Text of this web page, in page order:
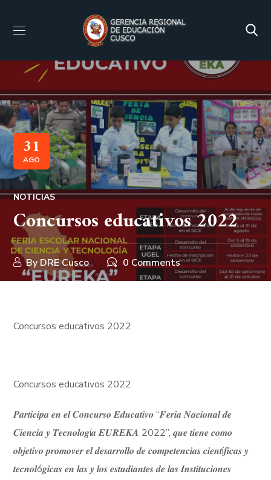
31
AGO
NOTICIAS
Concursos educativos 2022
By DRE Cusco 0 Comments
Concursos educativos 2022
Concursos educativos 2022
𝑷𝒂𝒓𝒕𝒊𝒄𝒊𝒑𝒂 𝒆𝒏 𝒆𝒍 𝑪𝒐𝒏𝒄𝒖𝒓𝒔𝒐 𝑬𝒅𝒖𝒄𝒂𝒕𝒊𝒗𝒐 “𝑭𝒆𝒓𝒊𝒂 𝑵𝒂𝒄𝒊𝒐𝒏𝒂𝒍 𝒅𝒆
𝑪𝒊𝒆𝒏𝒄𝒊𝒂 𝒚 𝑻𝒆𝒄𝒏𝒐𝒍𝒐𝒈í𝒂 𝑬𝑼𝑹𝑬𝑲𝑨 2022”, 𝒒𝒖𝒆 𝒕𝒊𝒆𝒏𝒆 𝒄𝒐𝒎𝒐
𝒐𝒃𝒋𝒆𝒕𝒊𝒗𝒐 𝒑𝒓𝒐𝒎𝒐𝒗𝒆𝒓 𝒆𝒍 𝒅𝒆𝒔𝒂𝒓𝒓𝒐𝒍𝒍𝒐 𝒅𝒆 𝒄𝒐𝒎𝒑𝒆𝒕𝒆𝒏𝒄𝒊𝒂𝒔 𝒄𝒊𝒆𝒏𝒕í𝒇𝒊𝒄𝒂𝒔 𝒚
𝒕𝒆𝒄𝒏𝒐𝒍ó𝒈𝒊𝒄𝒂𝒔 𝒆𝒏 𝒍𝒂𝒔 𝒚 𝒍𝒐𝒔 𝒆𝒔𝒕𝒖𝒅𝒊𝒂𝒏𝒕𝒆𝒔 𝒅𝒆 𝒍𝒂𝒔 𝑰𝒏𝒔𝒕𝒊𝒕𝒖𝒄𝒊𝒐𝒏𝒆𝒔